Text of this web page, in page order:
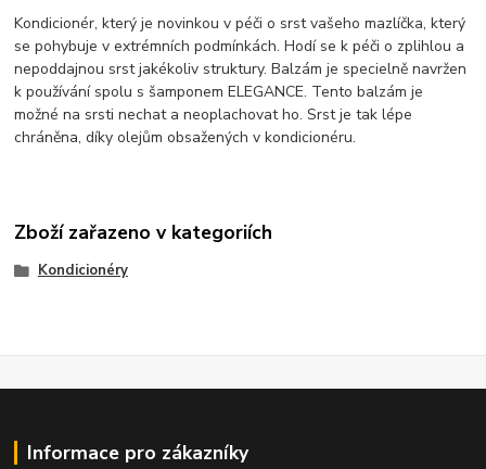
Kondicionér, který je novinkou v péči o srst vašeho mazlíčka, který
se pohybuje v extrémních podmínkách. Hodí se k péči o zplihlou a
nepoddajnou srst jakékoliv struktury. Balzám je specielně navržen
k používání spolu s šamponem ELEGANCE. Tento balzám je
možné na srsti nechat a neoplachovat ho. Srst je tak lépe
chráněna, díky olejům obsažených v kondicionéru.
Zboží zařazeno v kategoriích
Kondicionéry
Informace pro zákazníky